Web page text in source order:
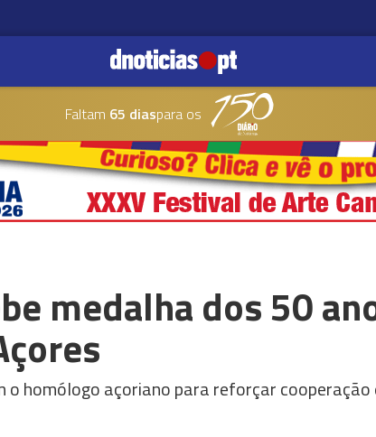
Faltam 65 diaspara os
medalha dos 50
o homólogo açoriano para reforçar